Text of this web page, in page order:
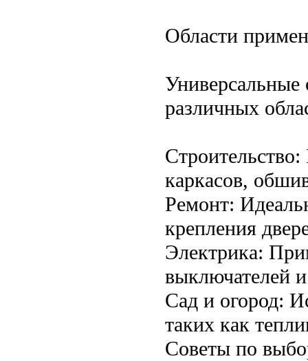
Области
Универсальные
различных
каркасов,
Ремонт:
крепления
Электрика:
выключателей
Сад и огород:
таких как
Советы по